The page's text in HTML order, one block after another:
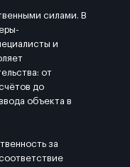
силами. В
и
от
до
объекта в
за